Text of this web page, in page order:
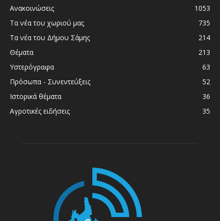
Ανακοινώσεις
1053
Τα νέα του χωριού μας
735
Τα νέα του Δήμου Σάμης
214
Θέματα
213
Υστερόγραφα
63
Πρόσωπα - Συνεντεύξεις
52
Ιστορικά θέματα
36
Αγροτικές ειδήσεις
35